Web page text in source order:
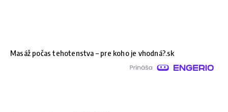
Masáž počas tehotenstva – pre koho je vhodná?.sk